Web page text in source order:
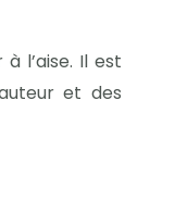
l’aise. Il est
et des